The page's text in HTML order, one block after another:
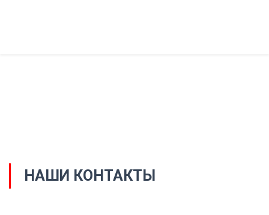
НАШИ КОНТАКТЫ